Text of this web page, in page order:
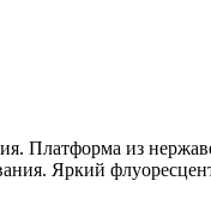
Платформа из
Яркий